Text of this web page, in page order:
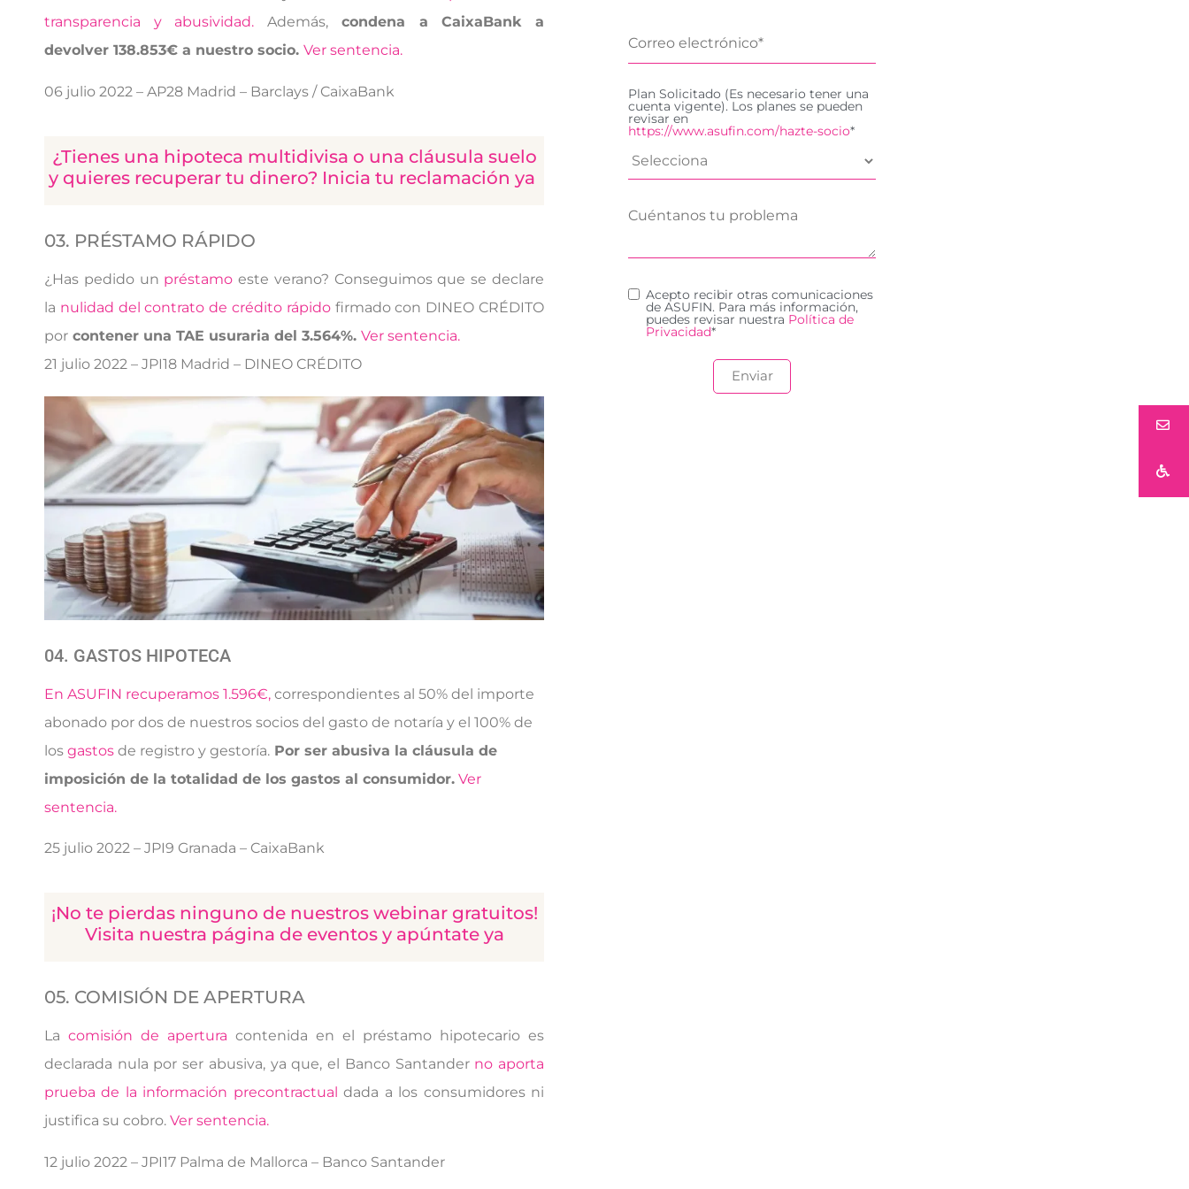
transparencia y abusividad. Además, condena a CaixaBank a
devolver 138.853€ a nuestro socio. Ver sentencia.
06 julio 2022 – AP28 Madrid – Barclays / CaixaBank
¿Tienes una hipoteca multidivisa o una cláusula suelo
y quieres recuperar tu dinero? Inicia tu reclamación ya
03. PRÉSTAMO RÁPIDO
¿Has pedido un préstamo este verano? Conseguimos que se declare
la nulidad del contrato de crédito rápidofirmado con DINEO CRÉDITO
por contener una TAE usuraria del 3.564%. Ver sentencia.
21 julio 2022 – JPI18 Madrid – DINEO CRÉDITO
04. GASTOS HIPOTECA
En ASUFIN recuperamos 1.596€, correspondientes al 50% del importe
abonado por dos de nuestros socios del gasto de notaría y el 100% de
los gastos de registro y gestoría. Por ser abusiva la cláusula de
imposición de la totalidad de los gastos al consumidor. Ver
sentencia.
25 julio 2022 – JPI9 Granada – CaixaBank
¡No te pierdas ninguno de nuestros webinar gratuitos!
Visita nuestra página de eventos y apúntate ya
05. COMISIÓN DE APERTURA
La comisión de apertura contenida en el préstamo hipotecario es
declarada nula por ser abusiva, ya que, el Banco Santanderno aporta
prueba de la información precontractual dada a los consumidores ni
justifica su cobro. Ver sentencia.
12 julio 2022 – JPI17 Palma de Mallorca – Banco Santander
Plan Solicitado (Es necesario tener una
cuenta vigente). Los planes se pueden
revisar en
https://www.asufin.com/hazte-socio*
Acepto recibir otras comunicaciones
de ASUFIN. Para más información,
puedes revisar nuestra Política de
Privacidad*